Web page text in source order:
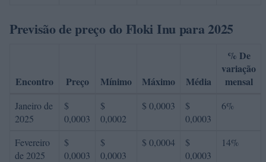
Previsão de preço do Floki Inu para 2025
Encontro Preço Mínimo Máximo Média
% De
variação
mensal
Janeiro de
2025
$
0,0003
$
0,0002
$ 0,0003
$
0,0003
6%
Fevereiro
de 2025
$
0,0003
$
0,0003
$ 0,0004
$
0,0003
14%